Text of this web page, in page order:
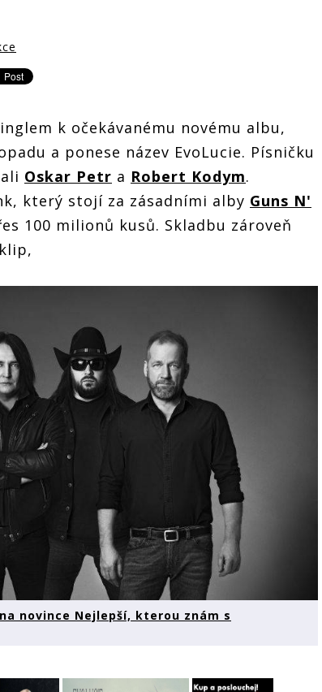
k očekávanému novému albu,
a ponese název EvoLucie. Písničku
Oskar Petr a Robert Kodym.
který stojí za zásadními alby Guns N'
100 milionů kusů. Skladbu zároveň
novince Nejlepší, kterou znám s